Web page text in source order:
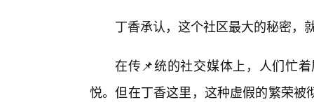
丁香承认，这个社区最大的秘密，
在传📌统的社交媒体上，人们忙
悦。但在丁香这里，这种虚假的繁荣